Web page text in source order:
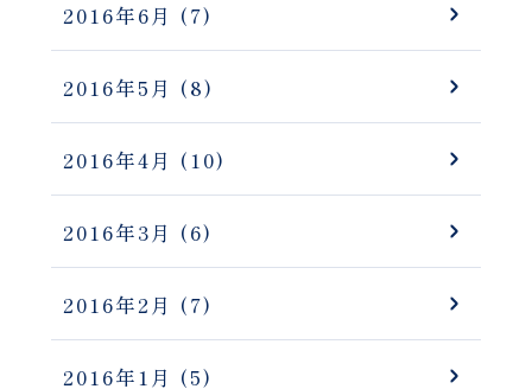
2016年6月 (7)
2016年5月 (8)
2016年4月 (10)
2016年3月 (6)
2016年2月 (7)
2016年1月 (5)